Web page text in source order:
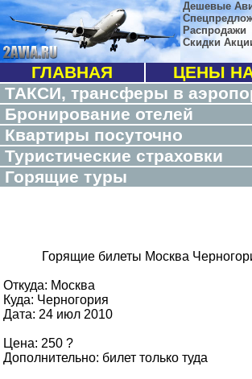
Дешевые
Распродажи
Скидки
ГЛАВНАЯ
ЦЕНЫ
ТАКСИ, трансферы в
Бронирование отелей
Квартиры посуточно
Туристические страховки
Горящие туры
Горящие билеты Москва
Откуда: Москва
Куда: Черногория
Дата: 24 июл 2010
Цена: 250 ?
Дополнительно: билет только туда